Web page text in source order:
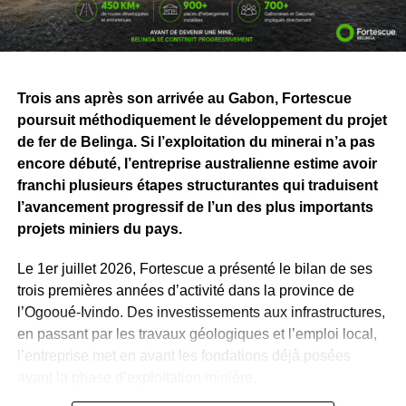
Le groupe transporte ainsi plus de 200millions de
tonnes de minerai chaque année. Il emploie plus de20
000 personnes, a réalisé des projets d’une valeur de
de tonnes de minerai à travers le monde.
Pour le Gabon, cette visite va bien au-delà de la
découverte d’installations industrielles. Elle permet de
mieux mesurer ce que représentera, demain, le
développement de Belinga, actuellement en phase
d’exploration par Fortescue Belinga.
Derrière les chiffres et les machines, l’enjeu concerne
surtout les emplois, la formation des jeunes, les
infrastructures et les perspectives offertes aux
populations. En se rendant à Pilbara, Hermann
Immongault a voulu voir, comprendre et préparer les
Trois ans après son arrivée au Gabon, Fortescue
poursuit méthodiquement le développement du projet
de fer de Belinga. Si l’exploitation du minerai n’a pas
encore débuté, l’entreprise australienne estime avoir
franchi plusieurs étapes structurantes qui traduisent
l’avancement progressif de l’un des plus importants
projets miniers du pays.
Le 1er juillet 2026, Fortescue a présenté le bilan de ses
trois premières années d’activité dans la province de
l’Ogooué-Ivindo. Des investissements aux infrastructures,
en passant par les travaux géologiques et l’emploi local,
l’entreprise met en avant les fondations déjà posées